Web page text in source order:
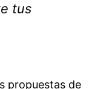
tus
propuestas de